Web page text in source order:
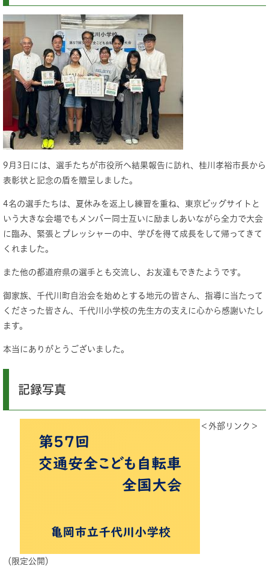
9月3日には、選手たちが市役所へ結果報告に訪れ、桂川孝裕市長から
表彰状と記念の盾を贈呈しました。
4名の選手たちは、夏休みを返上し練習を重ね、東京ビッグサイトと
いう大きな会場でもメンバー同士互いに励ましあいながら全力で大会
に臨み、緊張とプレッシャーの中、学びを得て成長をして帰ってきて
くれました。
また他の都道府県の選手とも交流し、お友達もできたようです。
御家族、千代川町自治会を始めとする地元の皆さん、指導に当たって
くださった皆さん、千代川小学校の先生方の支えに心から感謝いたし
ます。
本当にありがとうございました。
記録写真
＜外部リンク＞
（限定公開）